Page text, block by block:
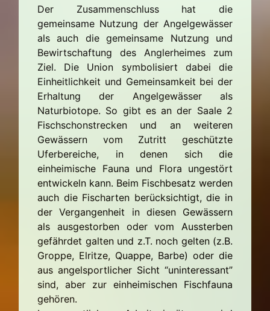
Der Zusammenschluss hat die
gemeinsame Nutzung der Angelgewässer
als auch die gemeinsame Nutzung und
Bewirtschaftung des Anglerheimes zum
Ziel. Die Union symbolisiert dabei die
Einheitlichkeit und Gemeinsamkeit bei der
Erhaltung der Angelgewässer als
Naturbiotope. So gibt es an der Saale 2
Fischschonstrecken und an weiteren
Gewässern vom Zutritt geschützte
Uferbereiche, in denen sich die
einheimische Fauna und Flora ungestört
entwickeln kann. Beim Fischbesatz werden
auch die Fischarten berücksichtigt, die in
der Vergangenheit in diesen Gewässern
als ausgestorben oder vom Aussterben
gefährdet galten und z.T. noch gelten (z.B.
Groppe, Elritze, Quappe, Barbe) oder die
aus angelsportlicher Sicht “uninteressant”
sind, aber zur einheimischen Fischfauna
gehören.